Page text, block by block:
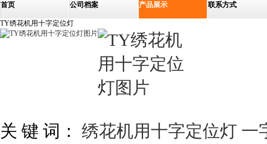
首页 公司档案 产品展示 联系方式
TY绣花机用十字定位灯
关 键 词： 绣花机用十字定位灯 一